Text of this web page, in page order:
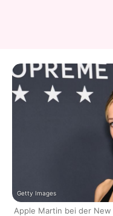
Getty Images
Apple Martin bei der